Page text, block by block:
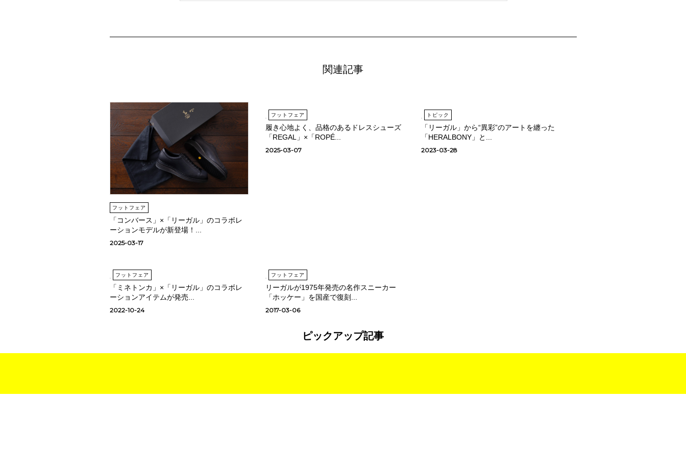
関連記事
フットフェア
「コンバース」×「リーガル」のコラボレ
ーションモデルが新登場！...
2025-03-17
フットフェア
履き心地よく、品格のあるドレスシューズ
「REGAL」×「ROPÉ...
2025-03-07
トピック
「リーガル」から“異彩”のアートを纏った
「HERALBONY」と...
2023-03-28
フットフェア
「ミネトンカ」×「リーガル」のコラボレ
ーションアイテムが発売...
2022-10-24
フットフェア
リーガルが1975年発売の名作スニーカー
「ホッケー」を国産で復刻...
2017-03-06
ピックアップ記事